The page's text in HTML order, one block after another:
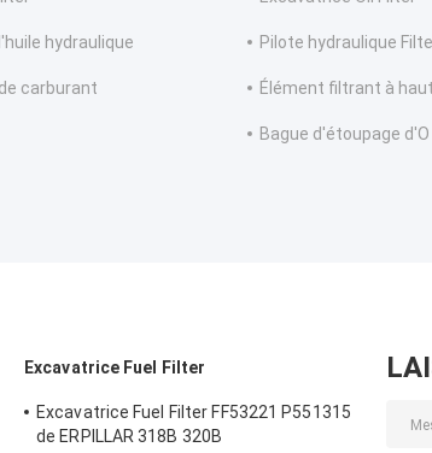
hydraulique Pilote hydraulique
carburant Élément filtrant à
Bague d'étoupage d'O
Excavatrice Fuel Filter
Excavatrice Fuel Filter FF53221 P551315
de ERPILLAR 318B 320B